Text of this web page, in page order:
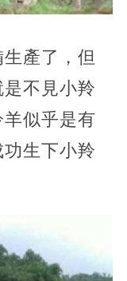
產了，但
不見小羚
似乎是有
生下小羚